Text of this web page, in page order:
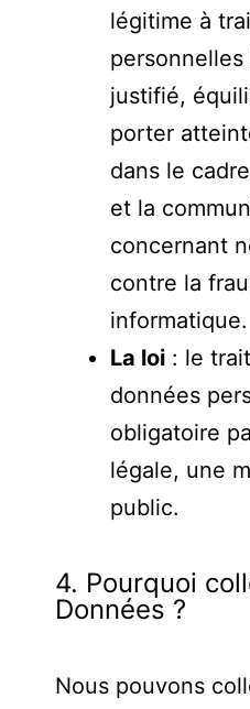
légitime à
justifié,
porter
dans le
et la
concernant
contre la
informatique.
La loi : le
données
obligatoire
légale, une
public.
4. Pourquoi
Données ?
Nous pouvons